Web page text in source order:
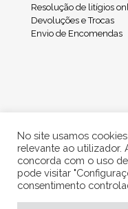
Resolução de litígios
Devoluções e Trocas
Envio de Encomendas
© 2024
No site usamos
relevante ao utilizador.
concorda com o uso
pode visitar
consentimento